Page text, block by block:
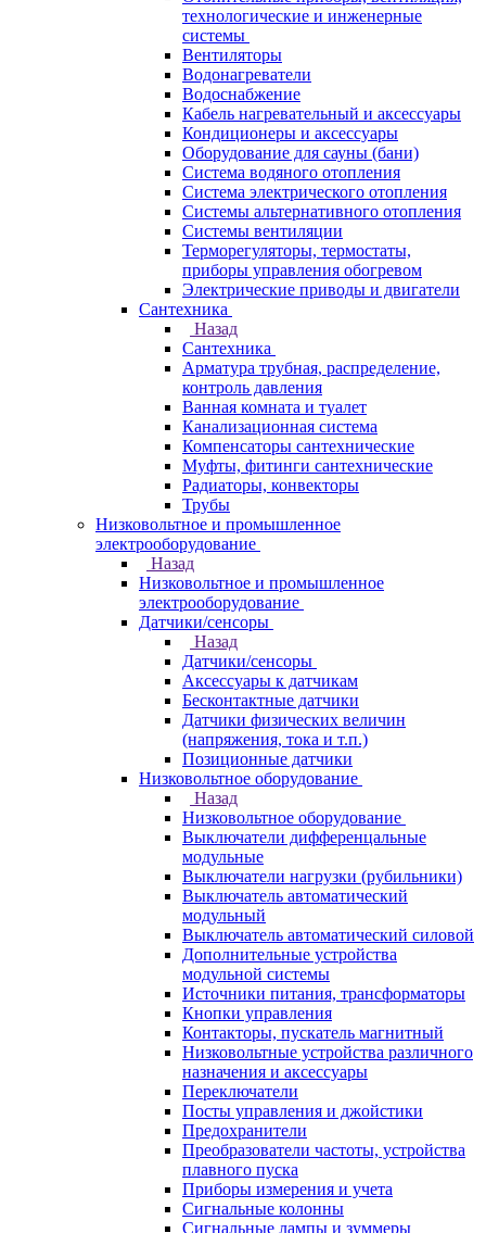
технологические и инженерные
системы
Вентиляторы
Водонагреватели
Водоснабжение
Кабель нагревательный и аксессуары
Кондиционеры и аксессуары
Оборудование для сауны (бани)
Система водяного отопления
Система электрического отопления
Системы альтернативного отопления
Системы вентиляции
Терморегуляторы, термостаты,
приборы управления обогревом
Электрические приводы и двигатели
Сантехника
Назад
Сантехника
Арматура трубная, распределение,
контроль давления
Ванная комната и туалет
Канализационная система
Компенсаторы сантехнические
Муфты, фитинги сантехнические
Радиаторы, конвекторы
Трубы
Низковольтное и промышленное
электрооборудование
Назад
Низковольтное и промышленное
электрооборудование
Датчики/сенсоры
Назад
Датчики/сенсоры
Аксессуары к датчикам
Бесконтактные датчики
Датчики физических величин
(напряжения, тока и т.п.)
Позиционные датчики
Низковольтное оборудование
Назад
Низковольтное оборудование
Выключатели дифференцальные
модульные
Выключатели нагрузки (рубильники)
Выключатель автоматический
модульный
Выключатель автоматический силовой
Дополнительные устройства
модульной системы
Источники питания, трансформаторы
Кнопки управления
Контакторы, пускатель магнитный
Низковольтные устройства различного
назначения и аксессуары
Переключатели
Посты управления и джойстики
Предохранители
Преобразователи частоты, устройства
плавного пуска
Приборы измерения и учета
Сигнальные колонны
Сигнальные лампы и зуммеры